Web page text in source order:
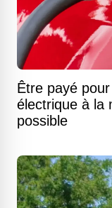
Être payé
électrique à la
possible